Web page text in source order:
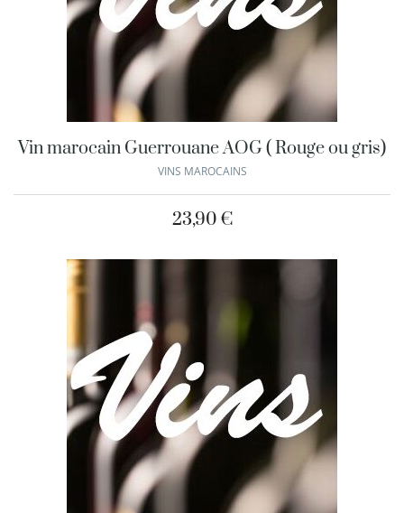
Vin marocain Guerrouane AOG ( Rouge ou gris)
VINS MAROCAINS
23,90 €